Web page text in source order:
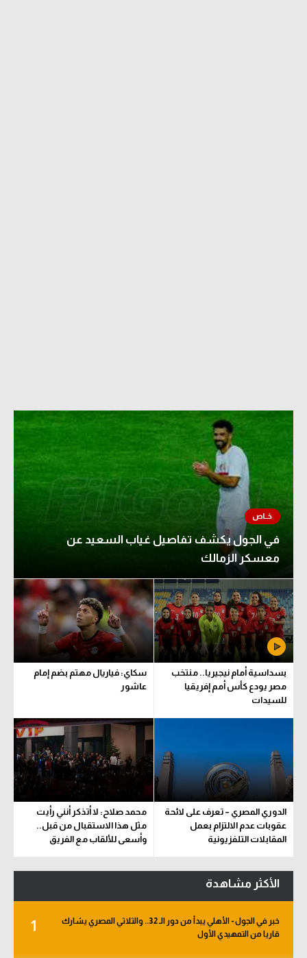
في الجول يكشف تفاصيل غياب السعيد عن
معسكر الزمالك
بسداسية أمام نيجيريا.. منتخب
مصر يودع كأس أمم إفريقيا
للسيدات
سكاي: فياريال مهتم بضم إمام
عاشور
الدوري المصري – تعرف على لائحة
عقوبات عدم الالتزام بعمل
المقابلات التلفزيونية
محمد صلاح: لا أتذكر أنني رأيت
مثل هذا الاستقبال من قبل..
وأسعى للألقاب مع الفريق
الأكثر مشاهدة
1
خبر في الجول - الأهلي يبدأ من دور الـ 32.. والثلاثي المصري يشارك
قاريا من التمهيدي الأول